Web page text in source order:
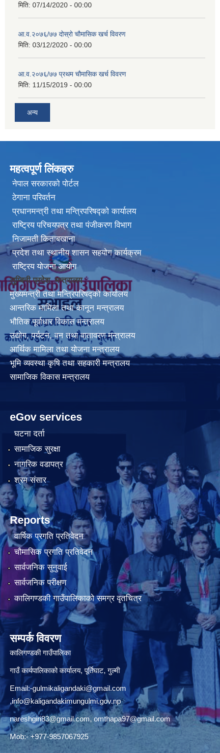
मिति: 07/14/2020 - 00:00
आ.व.२०७६/७७ दोस्रो चौमासिक खर्च विवरण
मिति: 03/12/2020 - 00:00
आ.व.२०७६/७७ प्रथम चौमासिक खर्च विवरण
मिति: 11/15/2019 - 00:00
अन्य
महत्वपूर्ण लिंकहरु
नेपाल सरकारको पोर्टल
ठेगाना परिवर्तन
प्रधानमन्त्री तथा मन्त्रिपरिषद्को कार्यालय
राष्ट्रिय परिचयपत्र तथा पंजीकरण विभाग
निजामती किताबखाना
प्रदेश तथा स्थानीय शासन सहयोग कार्यक्रम
राष्ट्रिय योजना आयोग
लुम्बिनी प्रदेश मन्त्रालय
मुख्यमन्त्री तथा मन्त्रिपरिषद्को कार्यालय
आन्तरिक मामिला तथा कानून मन्त्रालय
भौतिक पूर्वाधार विकास मन्त्रालय
उद्योग, पर्यटन, वन तथा वातावरण मन्त्रालय
आर्थिक मामिला तथा योजना मन्त्रालय
भूमि व्यवस्था कृषि तथा सहकारी मन्त्रालय
सामाजिक विकास मन्त्रालय
eGov services
घटना दर्ता
सामाजिक सुरक्षा
नागरिक वडापत्र
श्रम संसार
Reports
वार्षिक प्रगति प्रतिवेदन
चौमासिक प्रगति प्रतिवेदन
सार्वजनिक सुनुवाई
सार्वजनिक परीक्षण
कालिगण्डकी गाउँपालिकाको समग्र वृतचित्र
सम्पर्क विवरण
कालिगण्डकी गाउँपालिका
गाउँ कार्यपालिकाको कार्यालय, पूर्तिघाट, गुल्मी
Email:-gulmikaligandaki@gmail.com
,info@kaligandakimungulmi.gov.np
nareshgiri83@gmail.com,omthapa97@gmail.com
Mob:- +977-9857067925